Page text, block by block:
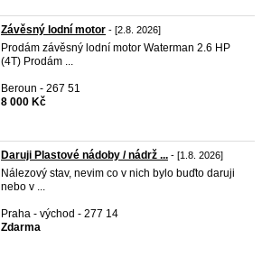
Závěsný lodní motor - [2.8. 2026]
Prodám závěsný lodní motor Waterman 2.6 HP
(4T) Prodám ...
Beroun - 267 51
8 000 Kč
Daruji Plastové nádoby / nádrž ... - [1.8. 2026]
Nálezový stav, nevim co v nich bylo buďto daruji
nebo v ...
Praha - východ - 277 14
Zdarma